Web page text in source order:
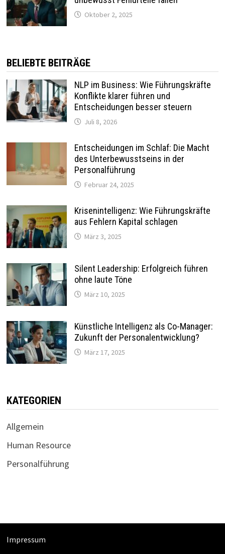
Oktober 2, 2025
BELIEBTE BEITRÄGE
NLP im Business: Wie Führungskräfte
Konflikte klarer führen und
Entscheidungen besser steuern
Juli 8, 2026
Entscheidungen im Schlaf: Die Macht
des Unterbewusstseins in der
Personalführung
Februar 24, 2025
Krisenintelligenz: Wie Führungskräfte
aus Fehlern Kapital schlagen
März 3, 2025
Silent Leadership: Erfolgreich führen
ohne laute Töne
März 10, 2025
Künstliche Intelligenz als Co-Manager:
Zukunft der Personalentwicklung?
März 17, 2025
KATEGORIEN
Allgemein
Human Resource
Personalführung
Impressum